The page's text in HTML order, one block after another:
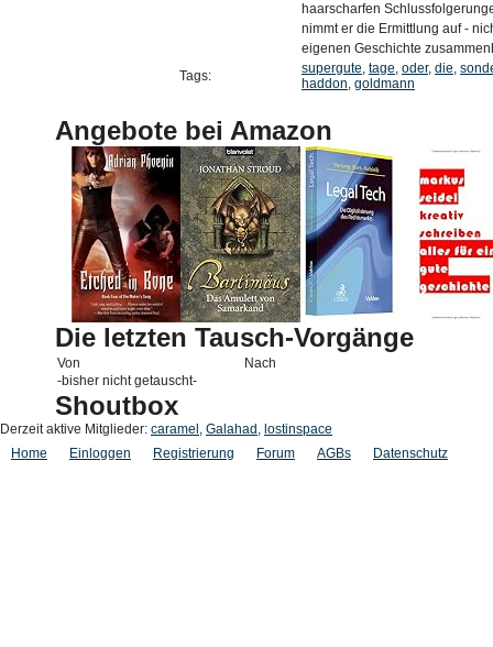
haarscharfen
nimmt er die Ermittlung auf -
eigenen Geschichte
Tags:
supergute, tage, oder, die,
haddon, goldmann
Angebote bei Amazon
Die letzten Tausch-Vorgänge
Von
Nach
-bisher nicht getauscht-
Shoutbox
Derzeit aktive Mitglieder: caramel , Galahad , lostinspace
Home
Einloggen Registrierung Forum AGBs Datenschutz